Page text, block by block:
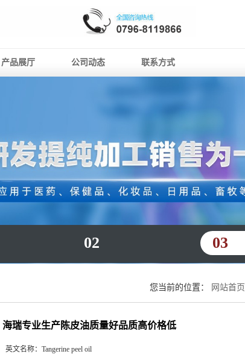
产品展厅 公司动态 联系方式
02 03
您当前的位置： 网站首页
海瑞专业生产陈皮油质量好品质高价格低
英文名称： Tangerine peel oil